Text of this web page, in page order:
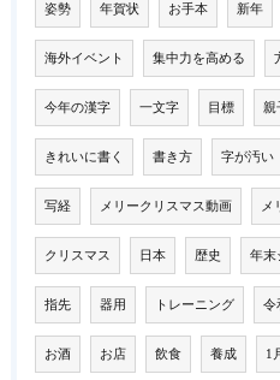
姿勢 年賀状 お手本 新年
海外イベント 集中力を高める
今年の漢字 一文字 目標 親
きれいに書く 書き方 字が汚い
写経 メリークリスマス動画 メ
クリスマス 日本 歴史 年末
指先 器用 トレーニング 令
お酒 お店 飲食 養成 1